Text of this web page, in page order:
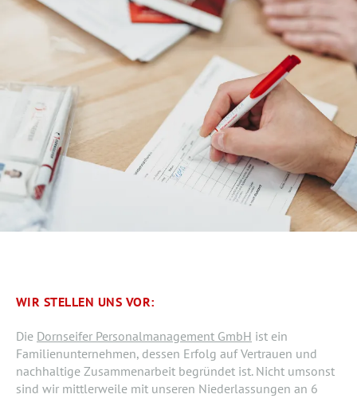
WIR STELLEN UNS VOR:
Die Dornseifer Personalmanagement GmbH ist ein
Familienunternehmen, dessen Erfolg auf Vertrauen und
nachhaltige Zusammenarbeit begründet ist. Nicht umsonst
sind wir mittlerweile mit unseren Niederlassungen an 6